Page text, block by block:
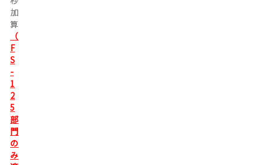
加
算
加
算
（
F
S
-
1
2
5
部
門
の
み